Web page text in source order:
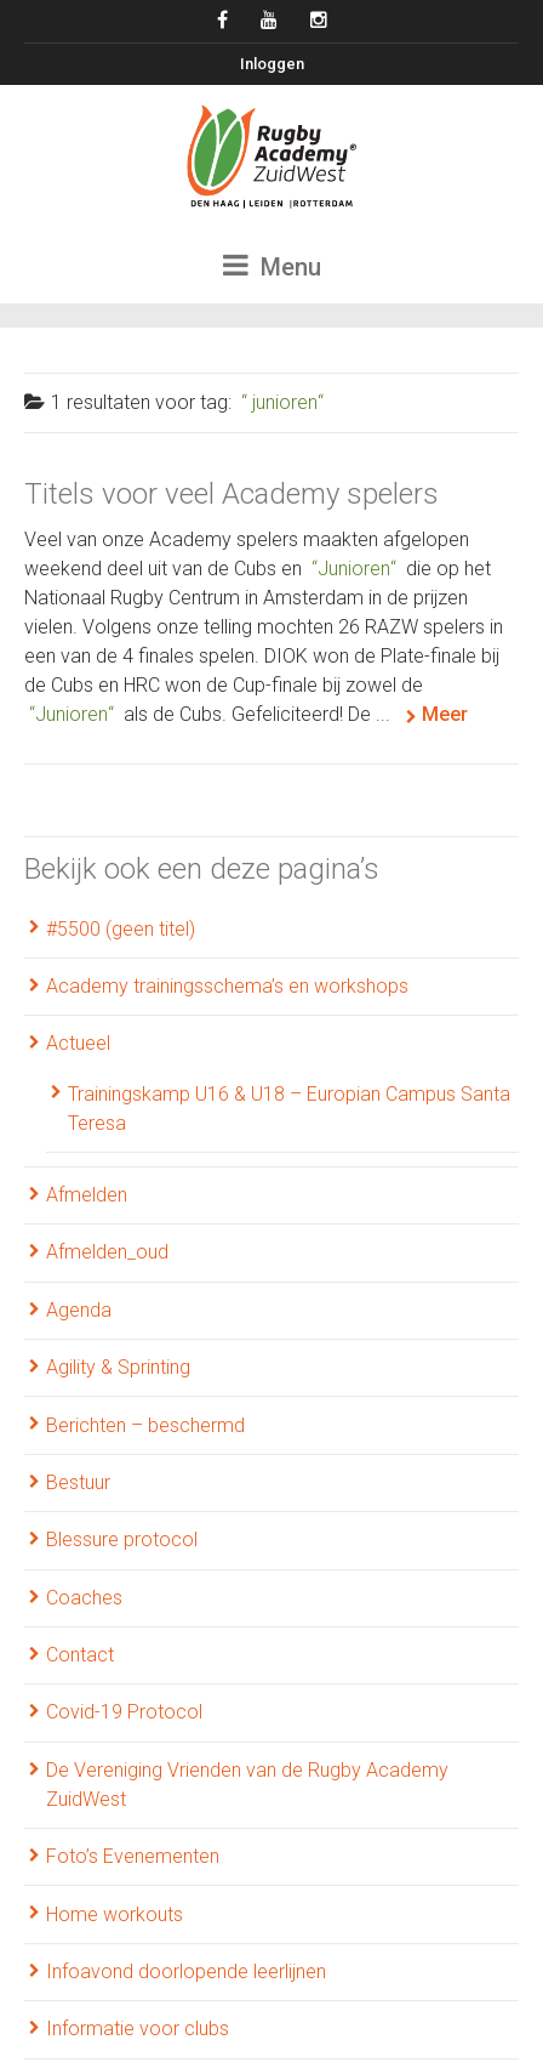
Inloggen
Menu
1 resultaten voor tag: junioren
Titels voor veel Academy spelers
Veel van onze Academy spelers maakten afgelopen
weekend deel uit van de Cubs en
Junioren
die op het
Nationaal Rugby Centrum in Amsterdam in de prijzen
vielen. Volgens onze telling mochten 26 RAZW spelers in
een van de 4 finales spelen. DIOK won de Plate-finale bij
de Cubs en HRC won de Cup-finale bij zowel de
Junioren
als de Cubs. Gefeliciteerd! De ... Meer
Bekijk ook een deze pagina’s
#5500 (geen titel)
Academy trainingsschema’s en workshops
Actueel
Trainingskamp U16 & U18 – Europian Campus Santa
Teresa
Afmelden
Afmelden_oud
Agenda
Agility & Sprinting
Berichten – beschermd
Bestuur
Blessure protocol
Coaches
Contact
Covid-19 Protocol
De Vereniging Vrienden van de Rugby Academy
ZuidWest
Foto’s Evenementen
Home workouts
Infoavond doorlopende leerlijnen
Informatie voor clubs